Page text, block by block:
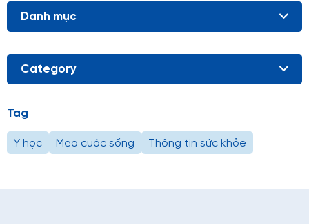
Danh mục
Category
Tag
Y học Mẹo cuộc sống Thông tin sức khỏe